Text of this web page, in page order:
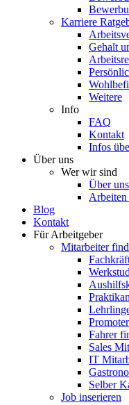
Karriere
Gehalt
Weitere
Info
FAQ
Kontakt
Infos
Über uns
Wer wir sind
Über uns
Arbeiten
Blog
Kontakt
Für Arbeitgeber
Mitarbeiter
Fahrer
Sales
IT
Selber
Job inserieren